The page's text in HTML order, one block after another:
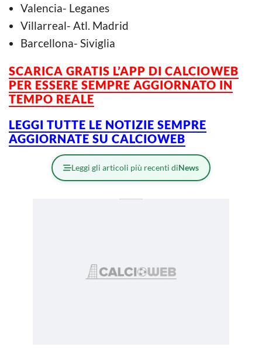
Valencia- Leganes
Villarreal- Atl. Madrid
Barcellona- Siviglia
SCARICA GRATIS L’APP DI CALCIOWEB
PER ESSERE SEMPRE AGGIORNATO IN
TEMPO REALE
LEGGI TUTTE LE NOTIZIE SEMPRE
AGGIORNATE SU CALCIOWEB
Leggi gli articoli più recenti diNews